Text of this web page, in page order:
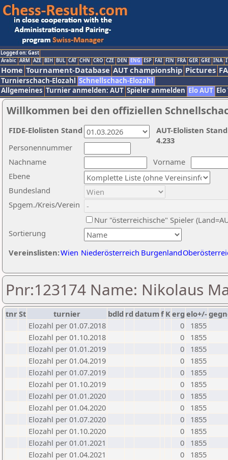
Logged on: Gast
Arabic ARM AZE BIH BUL CAT CHN CRO CZE DEN ENG ESP FAI FIN FRA GER GRE INA
Home Tournament-Database AUT championship Pictures
Turnierschach-Elozahl Schnellschach-Elozahl
Allgemeines Turnier anmelden: AUT Spieler anmelden Elo AUT
Willkommen bei den offiziellen
Nachname
Vorname
Ebene
Sortierung
Personennummer
Bundesland
Spgem./Kreis/Verein
Nur "österreichische" Spieler
Vereinslisten:Wien Niederösterreich Burgenland
AUT-Elolisten
4.233
FIDE-Elolisten Stand
Pnr:123174 Name: Nikolaus
tnrSt turnier bdld rd datumf Kerg elo+/-
Elozahl per 01.07.2018
0
1855
Elozahl per 01.10.2018
0
1855
Elozahl per 01.01.2019
0
1855
Elozahl per 01.04.2019
0
1855
Elozahl per 01.07.2019
0
1855
Elozahl per 01.10.2019
0
1855
Elozahl per 01.01.2020
0
1855
Elozahl per 01.04.2020
0
1855
Elozahl per 01.07.2020
0
1855
Elozahl per 01.10.2020
0
1855
Elozahl per 01.01.2021
0
1855
Elozahl per 01.04.2021
0
1855